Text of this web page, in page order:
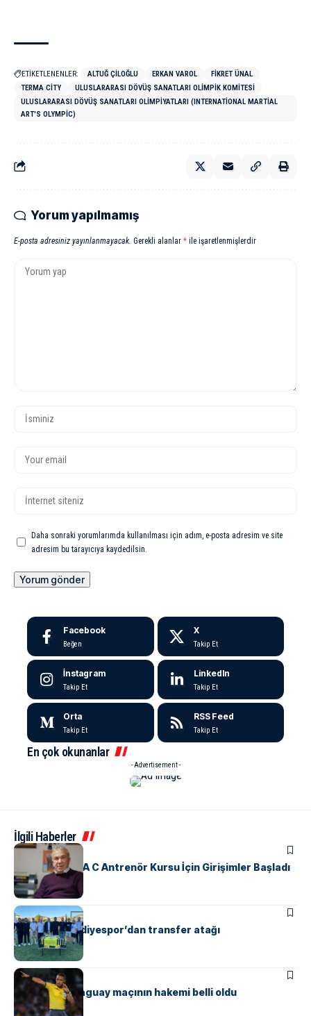
ETİKETLENENLER: ALTUĞ ÇILOĞLU ERKAN VAROL
FIKRET ÜNAL
TERMA CITY
ULUSLARARASI DÖVÜŞ SANATLARI OLIMPIK KOMITESI
ULUSLARARASI DÖVÜŞ SANATLARI OLIMPIYATLARI (INTERNATIONAL MARTIAL
ART'S OLYMPIC)
Yorum yapılmamış
E-posta adresiniz yayınlanmayacak. Gerekli alanlar * ile işaretlenmişlerdir
Daha sonraki yorumlarımda kullanılması için adım, e-posta adresim ve site
adresim bu tarayıcıya kaydedilsin.
Facebook
Beğen
X
Takip Et
İnstagram
Takip Et
LinkedIn
Takip Et
Orta
Takip Et
RSS Feed
Takip Et
En çok okunanlar
- Advertisement -
İlgili Haberler
SPOR
Yalova’da UEFA C Antrenör Kursu İçin Girişimler Başladı
ÇINARCIKSPOR
Çınarcık Belediyespor’dan transfer atağı
SPOR
Türkiye – Paraguay maçının hakemi belli oldu